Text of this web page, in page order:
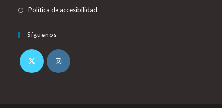
Política de accesibilidad
Síguenos